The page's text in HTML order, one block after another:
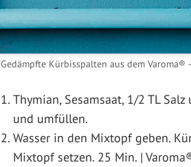
Gedämpfte Kürbisspalten aus dem Varoma®
Thymian, Sesamsaat, 1/2 TL
und umfüllen.
Wasser in den Mixtopf geben.
Mixtopf setzen. 25 Min. |